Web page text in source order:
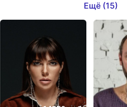
Ещё (15)